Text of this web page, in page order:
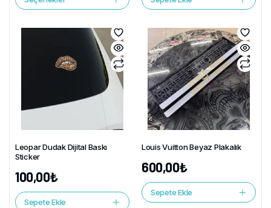
Leopar Dudak Dijital Baskı
Sticker
100,00₺
Sepete Ekle
Louis Vuitton Beyaz Plakalık
600,00₺
Sepete Ekle